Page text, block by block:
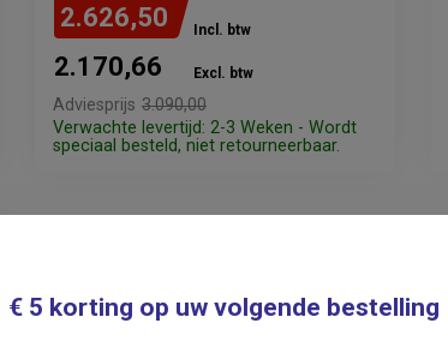
2.626,50 Incl. btw
2.170,66 Excl. btw
Adviesprijs 3.090,00
Verwachte levertijd: 2-3 Weken - Wordt
speciaal besteld, niet retourneerbaar.
€ 5 korting op uw volgende bestelling